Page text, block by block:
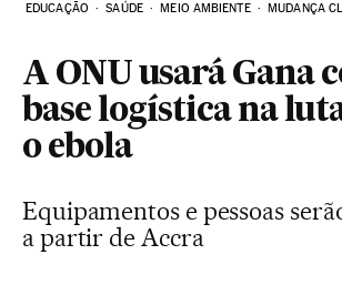
EDUCAÇÃO SAÚDE MEIO AMBIENTE MUDANÇA
A ONU usará Gana
base logística na
o ebola
Equipamentos e pessoas
a partir de Accra